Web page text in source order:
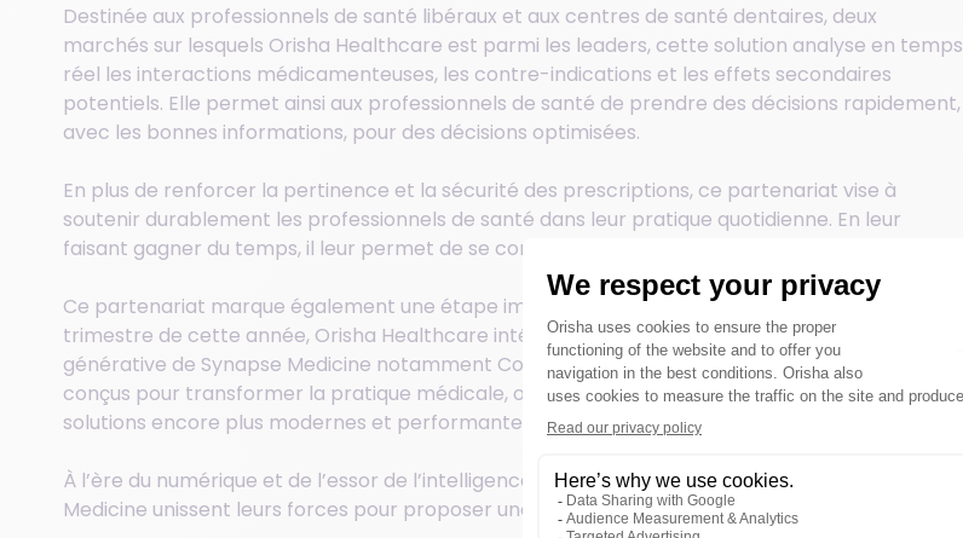
Destinée aux professionnels de santé libéraux et aux centres de santé dentaires, deux
marchés sur lesquels Orisha Healthcare est parmi les leaders, cette solution analyse en temps
réel les interactions médicamenteuses, les contre-indications et les effets secondaires
potentiels. Elle permet ainsi aux professionnels de santé de prendre des décisions rapidement,
avec les bonnes informations, pour des décisions optimisées.
En plus de renforcer la pertinence et la sécurité des prescriptions, ce partenariat vise à
soutenir durablement les professionnels de santé dans leur pratique quotidienne. En leur
faisant gagner du temps, il leur permet de se concentrer pleinement sur l’essentiel : le patient.
Ce partenariat marque également une étape importante dans l’innovation. Dès le premier
trimestre de cette année, Orisha Healthcare intégrera les solutions d’intelligence artificielle
générative de Synapse Medicine notamment Copilote Audio et Copilote Recos. Ces outils,
conçus pour transformer la pratique médicale, offriront aux professionnels de santé des
solutions encore plus modernes et performantes.
À l’ère du numérique et de l’essor de l’intelligence artificielle, Orisha Healthcare et Synapse
Medicine unissent leurs forces pour proposer une solution résolument tournée vers l’avenir.